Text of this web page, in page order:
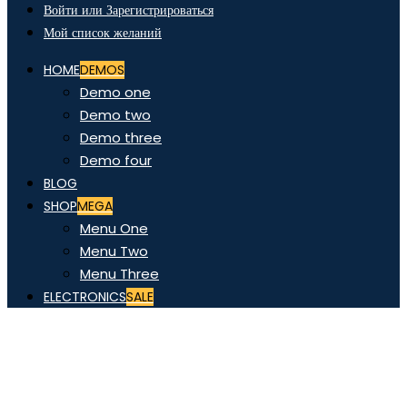
Войти или Зарегистрироваться
Мой список желаний
HOMEDEMOS
Demo one
Demo two
Demo three
Demo four
BLOG
SHOPMEGA
Menu One
Menu Two
Menu Three
ELECTRONICSSALE